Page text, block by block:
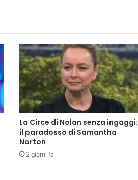
La Circe di Nolan senza ingaggi:
il paradosso di Samantha
Norton
2 giorni fa